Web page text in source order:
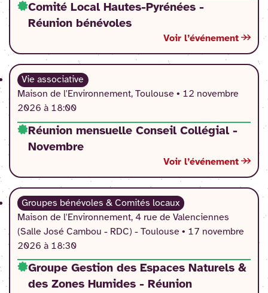
Comité Local Hautes-Pyrénées -
Réunion bénévoles
Voir l’événement
Vie associative
Maison de l'Environnement, Toulouse • 12 novembre
2026 à 18:00
Réunion mensuelle Conseil Collégial -
Novembre
Voir l’événement
Groupes bénévoles & Comités locaux
Maison de l'Environnement, 4 rue de Valenciennes
(Salle José Cambou - RDC) - Toulouse • 17 novembre
2026 à 18:30
Groupe Gestion des Espaces Naturels &
des Zones Humides - Réunion